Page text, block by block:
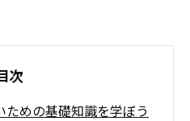
次
めの基礎知識を学ぼう